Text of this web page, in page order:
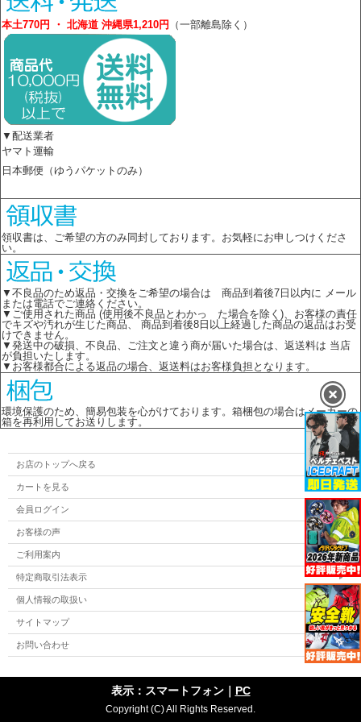
本土770円 ・ 北海道 沖縄県1,210円 （一部離島除く）
▼配送業者
ヤマト運輸
日本郵便（ゆうパケットのみ）
領収書は、ご希望の方のみ同封しております。お気軽にお申しつけくださ
い。
▼不良品のため返品・交換をご希望の場合は 商品到着後7日以内に メール
または電話でご連絡ください。
▼ご使用された商品 (使用後不良品とわかっ た場合を除く)、お客様の責任
でキズや汚れが生じた商品、 商品到着後8日以上経過した商品の返品はお受
けできません。
▼発送中の破損、不良品、ご注文と違う商が届いた場合は、返送料は 当店
が負担いたします。
▼お客様都合による返品の場合、返送料はお客様負担となります。
環境保護のため、簡易包装を心がけております。箱梱包の場合はメーカーの
箱を再利用してお送りします。
お店のトップへ戻る
カートを見る
会員ログイン
お客様の声
ご利用案内
特定商取引法表示
個人情報の取扱い
サイトマップ
お問い合わせ
表示：スマートフォン｜ PC
Copyright (C) All Rights Reserved.